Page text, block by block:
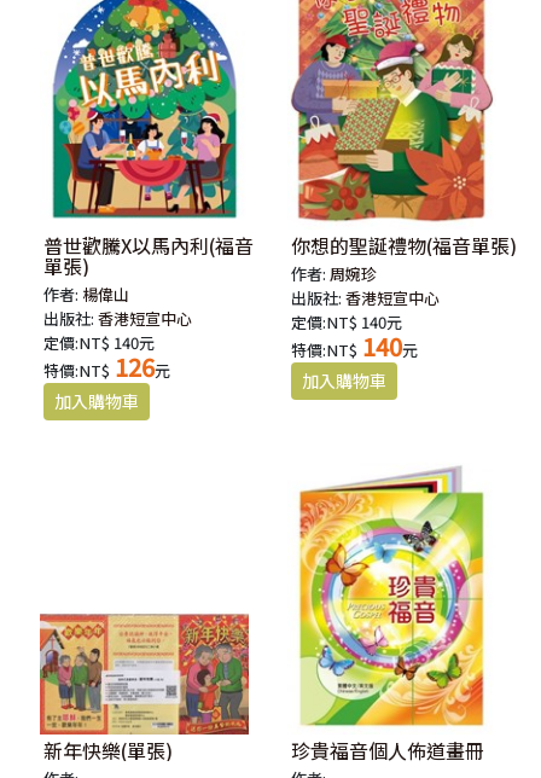
普世歡騰X以馬內利(福音
單張)
作者: 楊偉山
出版社:香港短宣中心
定價:NT$ 140元
特價:NT$ 126元
你想的聖誕禮物(福音單張)
作者:周婉珍
出版社:香港短宣中心
定價:NT$ 140元
特價:NT$ 140元
新年快樂(單張) 珍貴福音個人佈道畫冊